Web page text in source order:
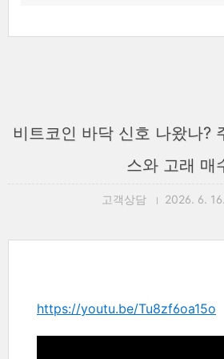
비트코인 바닥 신호 나왔나?
스와 고래 매
고객상담 2026. 6.
https://youtu.be/Tu8zf6oa15o